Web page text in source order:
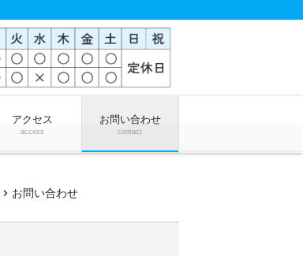
アクセス
access
お問い合わせ
contact
chevron_right お問い合わせ